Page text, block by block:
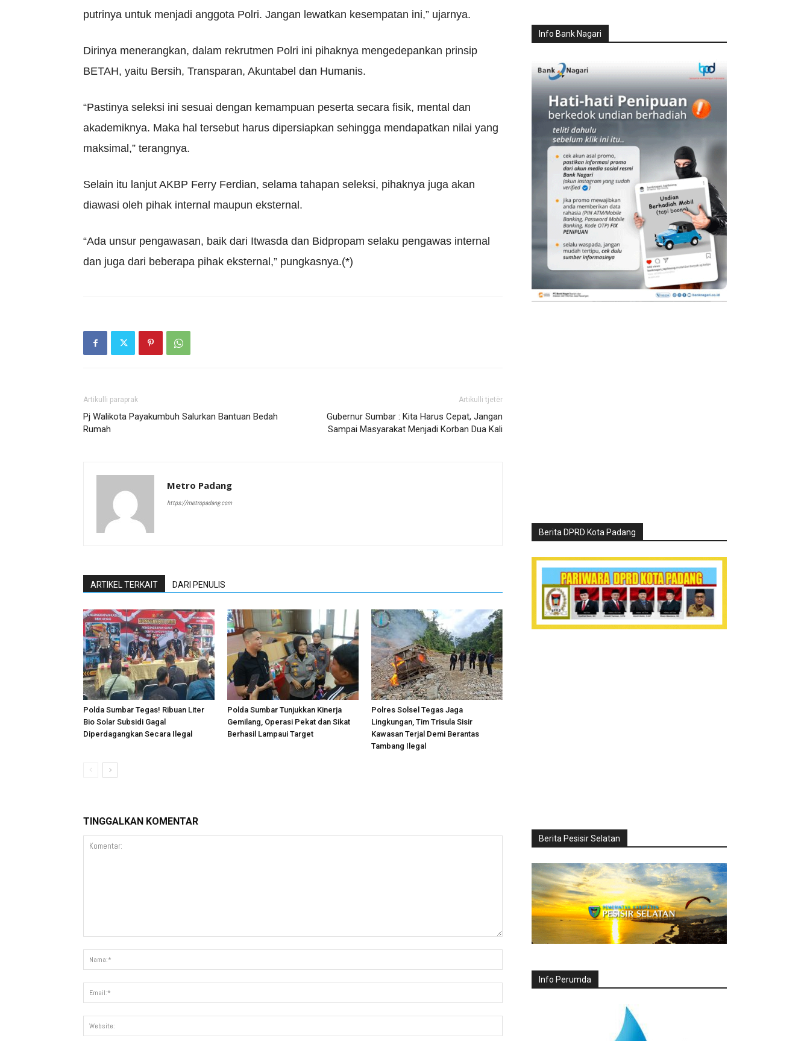
putrinya untuk menjadi anggota Polri. Jangan lewatkan kesempatan ini,” ujarnya.
Dirinya menerangkan, dalam rekrutmen Polri ini pihaknya mengedepankan prinsip
BETAH, yaitu Bersih, Transparan, Akuntabel dan Humanis.
“Pastinya seleksi ini sesuai dengan kemampuan peserta secara fisik, mental dan
akademiknya. Maka hal tersebut harus dipersiapkan sehingga mendapatkan nilai yang
maksimal,” terangnya.
Selain itu lanjut AKBP Ferry Ferdian, selama tahapan seleksi, pihaknya juga akan
diawasi oleh pihak internal maupun eksternal.
“Ada unsur pengawasan, baik dari Itwasda dan Bidpropam selaku pengawas internal
dan juga dari beberapa pihak eksternal,” pungkasnya.(*)
Artikulli paraprak
Pj Walikota Payakumbuh Salurkan Bantuan Bedah
Rumah
Artikulli tjetër
Gubernur Sumbar : Kita Harus Cepat, Jangan
Sampai Masyarakat Menjadi Korban Dua Kali
Metro Padang
https://metropadang.com
ARTIKEL TERKAIT DARI PENULIS
Polda Sumbar Tegas! Ribuan Liter
Bio Solar Subsidi Gagal
Diperdagangkan Secara Ilegal
Polda Sumbar Tunjukkan Kinerja
Gemilang, Operasi Pekat dan Sikat
Berhasil Lampaui Target
Polres Solsel Tegas Jaga
Lingkungan, Tim Trisula Sisir
Kawasan Terjal Demi Berantas
Tambang Ilegal
TINGGALKAN KOMENTAR
Info Bank Nagari
Berita DPRD Kota Padang
Berita Pesisir Selatan
Info Perumda